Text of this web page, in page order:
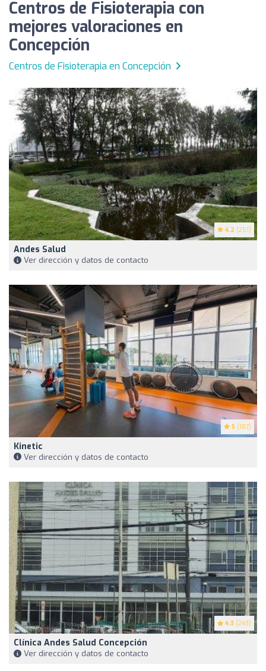
Centros de Fisioterapia con
mejores valoraciones en
Concepción
Centros de Fisioterapia en Concepción
4.2 (251)
Andes Salud
Ver dirección y datos de contacto
5 (187)
Kinetic
Ver dirección y datos de contacto
4.3 (243)
Clínica Andes Salud Concepción
Ver dirección y datos de contacto